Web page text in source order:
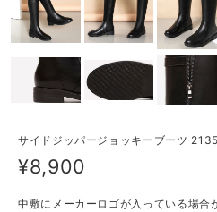
サイドジッパージョッキーブーツ
¥8,900
中敷にメーカーロゴが入っている場合